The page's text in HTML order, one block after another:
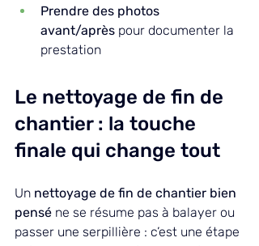
Prendre des photos
avant/après pour documenter la
prestation
Le nettoyage de fin de
chantier : la touche
finale qui change tout
Un nettoyage de fin de chantier bien
pensé ne se résume pas à balayer ou
passer une serpillière : c’est une étape